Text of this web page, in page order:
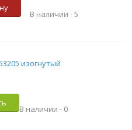
В наличии -5
изогнутый
В наличии - 0